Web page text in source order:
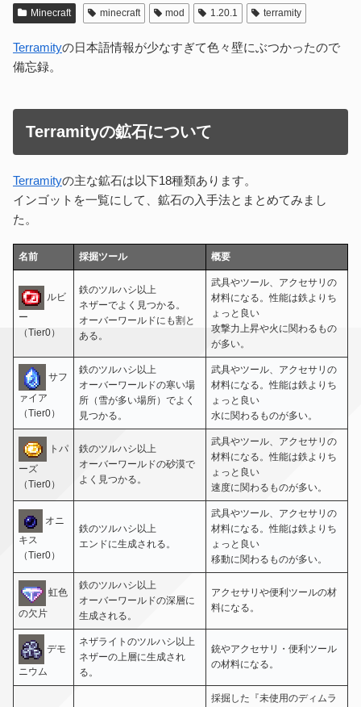
Minecraft minecraft mod 1.20.1 terramity
Terramityの日本語情報が少なすぎて色々壁にぶつかったので
備忘録。
Terramityの鉱石について
Terramityの主な鉱石は以下18種類あります。
インゴットを一覧にして、鉱石の入手法とまとめてみまし
た。
名前 採掘ツール 概要
ルビ
ー
（Tier0）
鉄のツルハシ以上
ネザーでよく見つかる。
オーバーワールドにも割と
ある。
武具やツール、アクセサリの
材料になる。性能は鉄よりち
ょっと良い
攻撃力上昇や火に関わるもの
が多い。
サフ
ァイア
（Tier0）
鉄のツルハシ以上
オーバーワールドの寒い場
所（雪が多い場所）でよく
見つかる。
武具やツール、アクセサリの
材料になる。性能は鉄よりち
ょっと良い
水に関わるものが多い。
トパ
ーズ
（Tier0）
鉄のツルハシ以上
オーバーワールドの砂漠で
よく見つかる。
武具やツール、アクセサリの
材料になる。性能は鉄よりち
ょっと良い
速度に関わるものが多い。
オニ
キス
（Tier0）
鉄のツルハシ以上
エンドに生成される。
武具やツール、アクセサリの
材料になる。性能は鉄よりち
ょっと良い
移動に関わるものが多い。
虹色
の欠片
鉄のツルハシ以上
オーバーワールドの深層に
生成される。
アクセサリや便利ツールの材
料になる。
デモ
ニウム
ネザライトのツルハシ以上
ネザーの上層に生成され
る。
銃やアクセサリ・便利ツール
の材料になる。
採掘した『未使用のディムラ